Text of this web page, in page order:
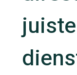
juiste